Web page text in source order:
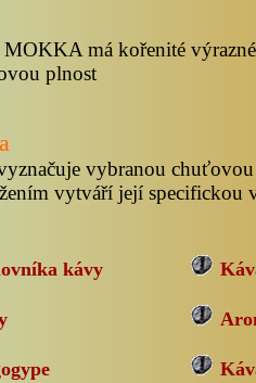
MOKKA má kořenité
plnost
vybranou
vytváří její specifickou
kávy